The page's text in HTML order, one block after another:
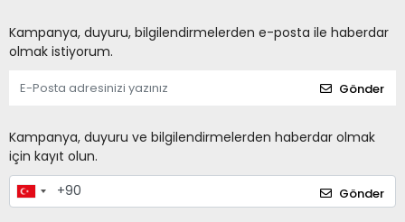
Kampanya, duyuru, bilgilendirmelerden e-posta ile haberdar
olmak istiyorum.
Gönder
Kampanya, duyuru ve bilgilendirmelerden haberdar olmak
için kayıt olun.
Gönder